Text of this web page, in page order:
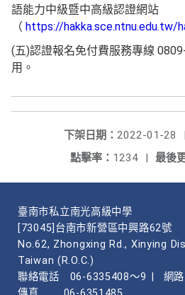
語能力中級暨中高級認證網站
（ https://hakka.sce.ntnu.edu.tw/
(五)認證報名免付費服務專線
用。
下架日期： 2022-01-28
|
最後
點擊率： 1234 |
臺南市私立南光高級中學
[73045]台南市新營區中興路62號
No.62, Zhongxing Rd., Xinying
Taiwan (R.O.C.)
聯絡電話
06-6335408～9
網